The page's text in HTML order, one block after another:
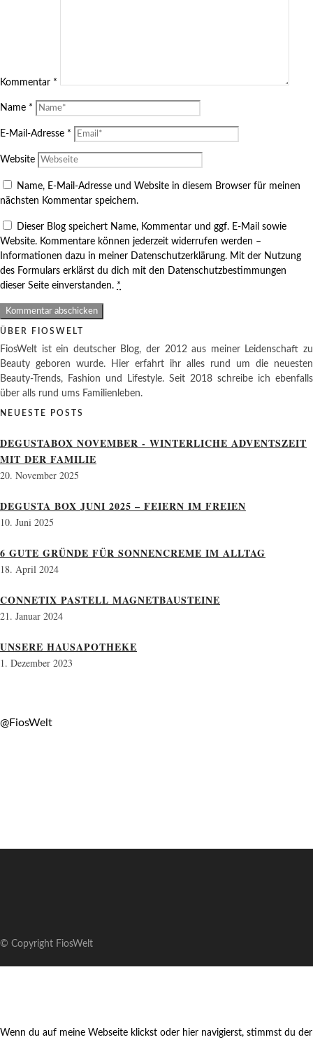
Kommentar *
Name *
E-Mail-Adresse *
Website
Name, E-Mail-Adresse und Website in diesem Browser für meinen
nächsten Kommentar speichern.
Dieser Blog speichert Name, Kommentar und ggf. E-Mail sowie
Website. Kommentare können jederzeit widerrufen werden –
Informationen dazu in meiner Datenschutzerklärung. Mit der Nutzung
des Formulars erklärst du dich mit den Datenschutzbestimmungen
dieser Seite einverstanden. *
ÜBER FIOSWELT
FiosWelt ist ein deutscher Blog, der 2012 aus meiner Leidenschaft zu
Beauty geboren wurde. Hier erfahrt ihr alles rund um die neuesten
Beauty-Trends, Fashion und Lifestyle. Seit 2018 schreibe ich ebenfalls
über alls rund ums Familienleben.
NEUESTE POSTS
DEGUSTABOX NOVEMBER - WINTERLICHE ADVENTSZEIT
MIT DER FAMILIE
20. November 2025
DEGUSTA BOX JUNI 2025 – FEIERN IM FREIEN
10. Juni 2025
6 GUTE GRÜNDE FÜR SONNENCREME IM ALLTAG
18. April 2024
CONNETIX PASTELL MAGNETBAUSTEINE
21. Januar 2024
UNSERE HAUSAPOTHEKE
1. Dezember 2023
@FiosWelt
© Copyright FiosWelt
Wenn du auf meine Webseite klickst oder hier navigierst, stimmst du der